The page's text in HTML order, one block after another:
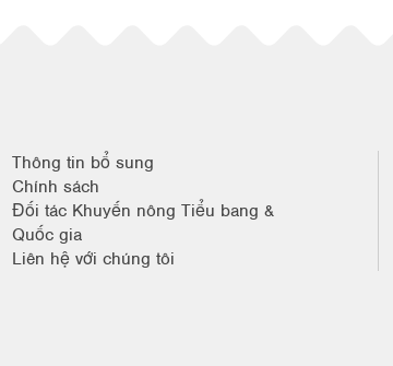
Thông tin bổ sung
Chính sách
Đối tác Khuyến nông Tiểu bang &
Quốc gia
Liên hệ với chúng tôi